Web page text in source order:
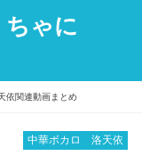
ゃに
依関連動画まとめ
中華ボカロ 洛天依